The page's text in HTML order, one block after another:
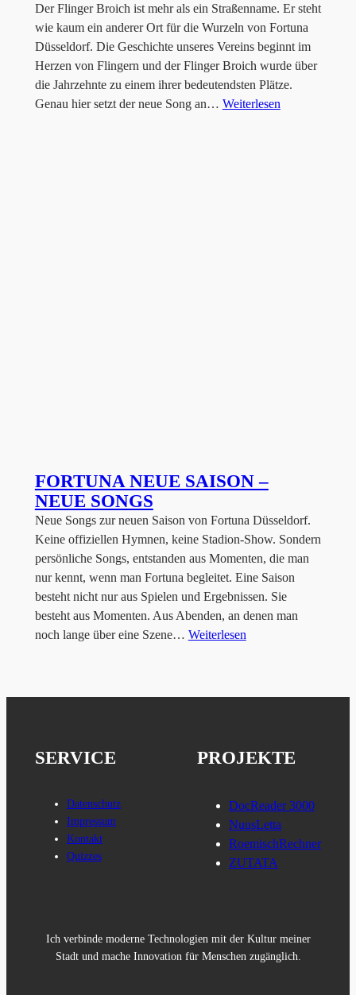
Der Flinger Broich ist mehr als ein Straßenname. Er steht
wie kaum ein anderer Ort für die Wurzeln von Fortuna
Düsseldorf. Die Geschichte unseres Vereins beginnt im
Herzen von Flingern und der Flinger Broich wurde über
die Jahrzehnte zu einem ihrer bedeutendsten Plätze.
Genau hier setzt der neue Song an… Weiterlesen
FORTUNA NEUE SAISON –
NEUE SONGS
Neue Songs zur neuen Saison von Fortuna Düsseldorf.
Keine offiziellen Hymnen, keine Stadion-Show. Sondern
persönliche Songs, entstanden aus Momenten, die man
nur kennt, wenn man Fortuna begleitet. Eine Saison
besteht nicht nur aus Spielen und Ergebnissen. Sie
besteht aus Momenten. Aus Abenden, an denen man
noch lange über eine Szene… Weiterlesen
SERVICE
Datenschutz
Impressum
Kontakt
Quizzes
PROJEKTE
DocReader 3000
NuusLetta
RoemischRechner
ZUTATA
Ich verbinde moderne Technologien mit der Kultur meiner
Stadt und mache Innovation für Menschen zugänglich.